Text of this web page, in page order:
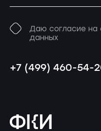
Даю согласие на
данных
+7 (499) 460-54-